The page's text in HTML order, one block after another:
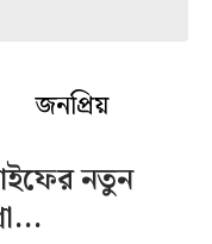
জনপ্রিয়
নতুন